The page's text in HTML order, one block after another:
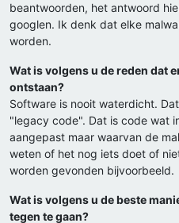
beantwoorden, het antwoord
googlen. Ik denk dat elke
worden.
Wat is volgens u de reden dat
ontstaan?
Software is nooit waterdicht.
"legacy code". Dat is code wat
aangepast maar waarvan de
weten of het nog iets doet of
worden gevonden bijvoorbeeld.
Wat is volgens u de beste
tegen te gaan?